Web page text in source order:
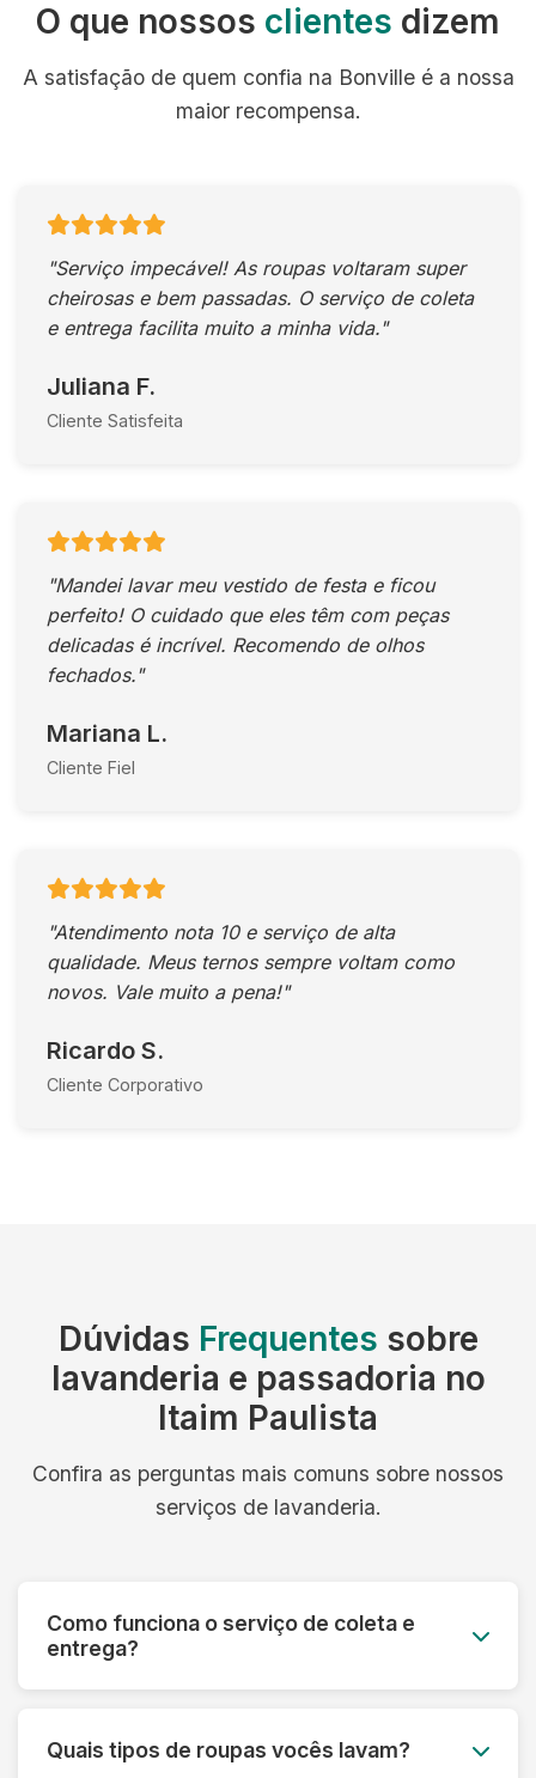
O que nossos clientes dizem
A satisfação de quem confia na Bonville é a nossa
maior recompensa.
"Serviço impecável! As roupas voltaram super
cheirosas e bem passadas. O serviço de coleta
e entrega facilita muito a minha vida."
Juliana F.
Cliente Satisfeita
"Mandei lavar meu vestido de festa e ficou
perfeito! O cuidado que eles têm com peças
delicadas é incrível. Recomendo de olhos
fechados."
Mariana L.
Cliente Fiel
"Atendimento nota 10 e serviço de alta
qualidade. Meus ternos sempre voltam como
novos. Vale muito a pena!"
Ricardo S.
Cliente Corporativo
Dúvidas Frequentes sobre
lavanderia e passadoria no
Itaim Paulista
Confira as perguntas mais comuns sobre nossos
serviços de lavanderia.
Como funciona o serviço de coleta e
entrega?
a lavagem, entregamos tudo limpo e passado
Quais tipos de roupas vocês lavam?